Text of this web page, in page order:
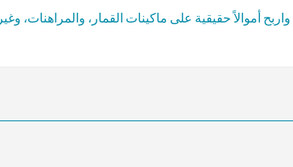
أموالاً حقيقية على ماكينات القمار، والمراهنات، وغير